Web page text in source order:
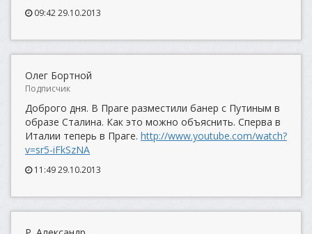
09:42 29.10.2013
Олег Бортной
Подписчик
Доброго дня. В Праге разместили банер с Путиным в
образе Сталина. Как это можно объяснить. Сперва в
Италии теперь в Праге. http://www.youtube.com/watch?
v=sr5-iFkSzNA
11:49 29.10.2013